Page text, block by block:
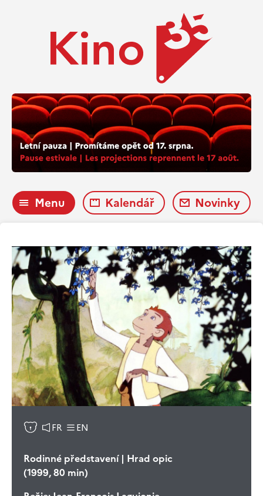
Menu Kalendář Novinky
FR EN
Rodinné představení | Hrad opic
(1999, 80 min)